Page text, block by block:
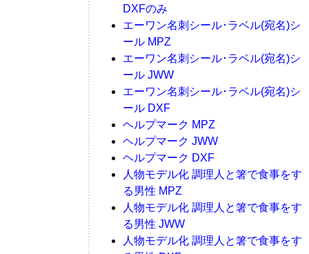
DXFのみ
エーワン名刺シール･ラベル(宛名)シ
ール MPZ
エーワン名刺シール･ラベル(宛名)シ
ール JWW
エーワン名刺シール･ラベル(宛名)シ
ール DXF
ヘルプマーク MPZ
ヘルプマーク JWW
ヘルプマーク DXF
人物モデル化 調理人と箸で食事をす
る男性 MPZ
人物モデル化 調理人と箸で食事をす
る男性 JWW
人物モデル化 調理人と箸で食事をす